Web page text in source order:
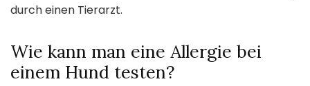
durch einen Tierarzt.
Wie kann man eine Allergie bei
einem Hund testen?